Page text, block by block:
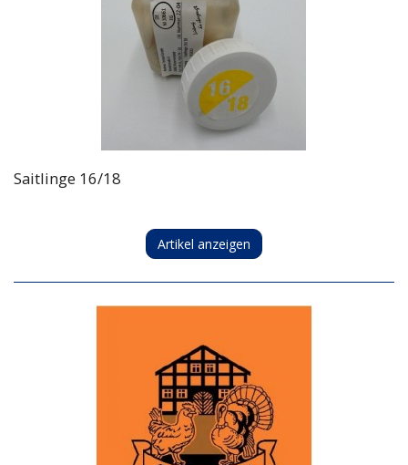
Saitlinge 16/18
Artikel anzeigen